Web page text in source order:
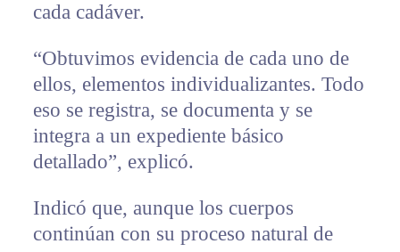
cada cadáver.
“Obtuvimos evidencia de cada uno de
ellos, elementos individualizantes. Todo
eso se registra, se documenta y se
integra a un expediente básico
detallado”, explicó.
Indicó que, aunque los cuerpos
continúan con su proceso natural de